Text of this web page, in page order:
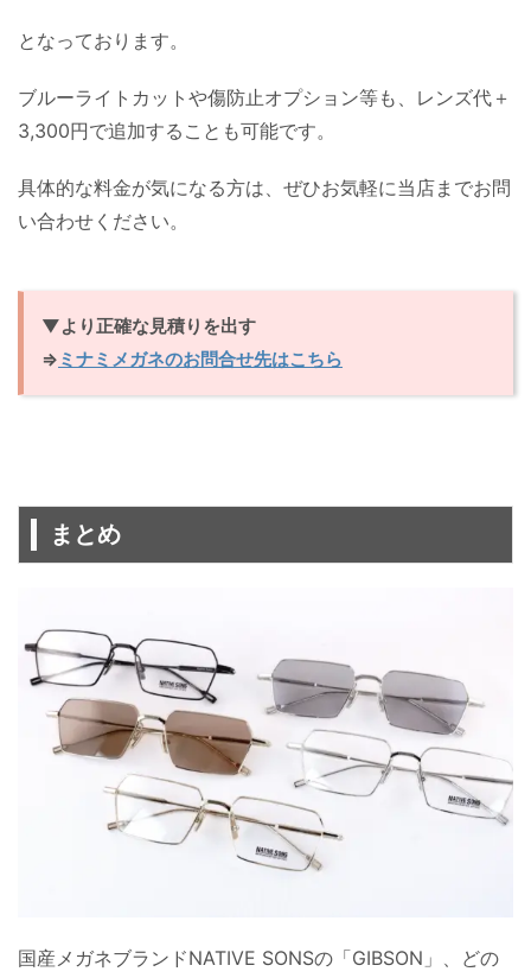
となっております。
ブルーライトカットや傷防止オプション等も、レンズ代＋
3,300円で追加することも可能です。
具体的な料金が気になる方は、ぜひお気軽に当店までお問
い合わせください。
▼より正確な見積りを出す
⇒ ミナミメガネのお問合せ先はこちら
まとめ
国産メガネブランドNATIVE SONSの「GIBSON」、どの